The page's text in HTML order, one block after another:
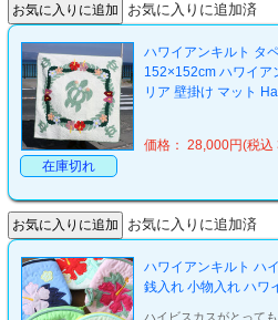
お気に入りに追加済
ハワイアンキルト タ
152×152cm ハワイア
リア 壁掛け マット
価格： 28,000円(税込
在庫切れ
お気に入りに追加済
ハワイアンキルト ハ
銭入れ 小物入れ ハワ
ハイビスカスがとって